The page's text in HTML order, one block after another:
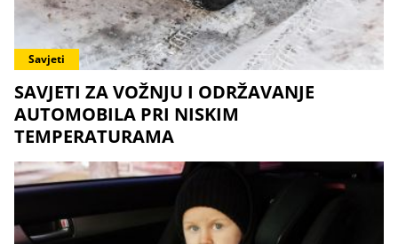
Savjeti
SAVJETI ZA VOŽNJU I ODRŽAVANJE
AUTOMOBILA PRI NISKIM
TEMPERATURAMA